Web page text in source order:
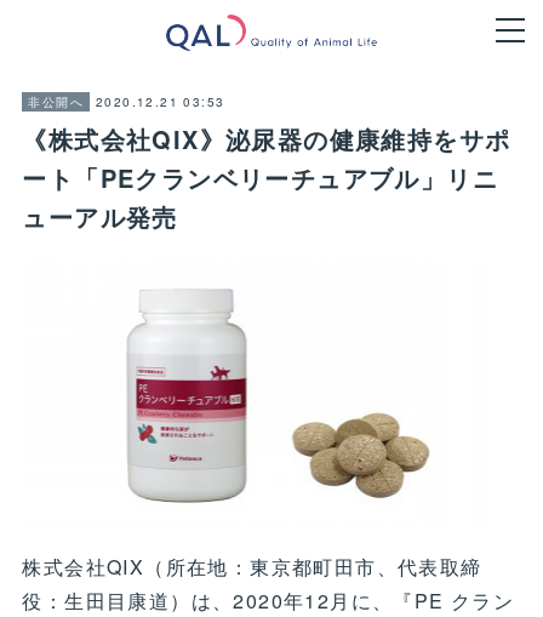
非公開へ 2020.12.21 03:53
《株式会社QIX》泌尿器の健康維持をサポ
ート「PEクランベリーチュアブル」リニ
ューアル発売
株式会社QIX（所在地：東京都町田市、代表取締
役：生田目康道）は、2020年12月に、『PE クラン